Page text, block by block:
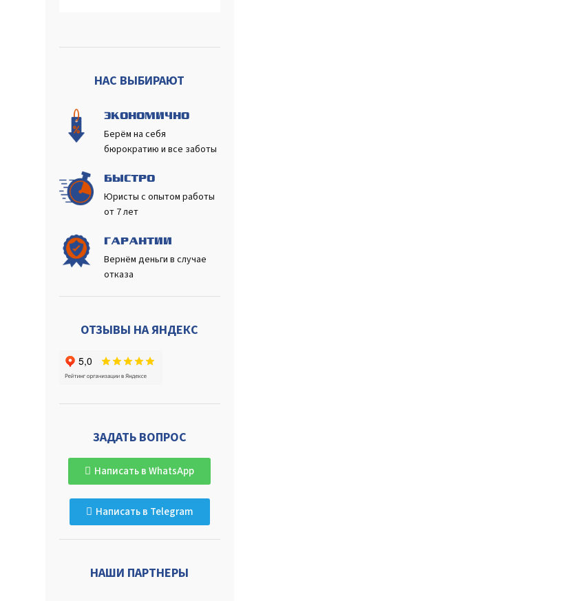
НАС ВЫБИРАЮТ
ЭКОНОМИЧНО
Берём на себя
бюрократию и все заботы
БЫСТРО
Юристы с опытом работы
от 7 лет
ГАРАНТИИ
Вернём деньги в случае
отказа
ОТЗЫВЫ НА ЯНДЕКС
ЗАДАТЬ ВОПРОС
Написать в WhatsApp
Написать в Telegram
НАШИ ПАРТНЕРЫ